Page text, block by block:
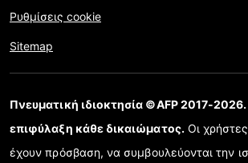
Ρυθμίσεις cookie
Sitemap
Πνευματική ιδιοκτησία ©AFP 2017-
επιφύλαξη κάθε δικαιώματος.Οι
έχουν πρόσβαση, να συμβουλεύονται την